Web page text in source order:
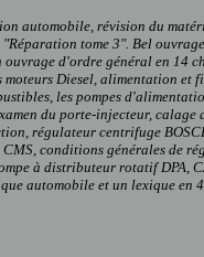
automobile, révision du
tome 3". Bel
d'ordre général en 14
Diesel, alimentation et
les pompes
du porte-injecteur, calage
régulateur centrifuge
conditions générales de
à distributeur rotatif DPA,
automobile et un lexique en